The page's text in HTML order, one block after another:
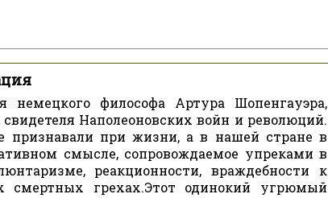
философа Артура Шопенгауэра,
свидетеля Наполеоновских войн и революций.
признавали при жизни, а в нашей стране в
смысле, сопровождаемое упреками в
реакционности, враждебности к
смертных грехах.Этот одинокий угрюмый